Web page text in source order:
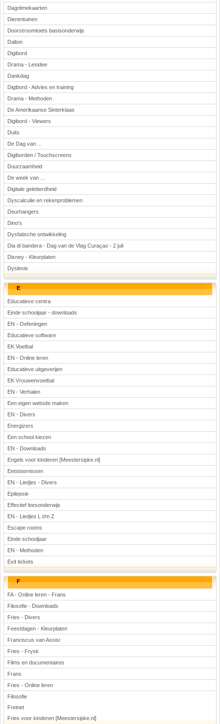
Dagritmekaarten
Dierentuinen
Doorstroomtoets basisonderwijs
Dalton
Digibord
Drama - Lesidee
Dankdag
Digibord - Advies en training
Drama - Methoden
De Amerikaanse Sinterklaas
Digibord - Viewers
Duits
De Dag van ...
Digiborden / Touchscreens
Duurzaamheid
De week van ...
Digitale geletterdheid
Dyscalculie en rekenproblemen
Deurhangers
Dino's
Dysfatische ontwikkeling
Dia di bandera - Dag van de Vlag Curaçao - 2 juli
Disney - Kleurplaten
Dyslexie
E
Educatieve centra
Einde schooljaar - downloads
EN - Oefeningen
Educatieve software
EK Voetbal
EN - Online leren
Educatieve uitgeverijen
EK Vrouwenvoetbal
EN - Verhalen
Een eigen website maken
EN - Divers
Energizers
Een school kiezen
EN - Downloads
Engels voor kinderen [Meestersipke.nl]
Eetstoornissen
EN - Liedjes - Divers
Epilepsie
Effectief leesonderwijs
EN - Liedjes L t/m Z
Escape rooms
Einde schooljaar
EN - Methoden
Exit tickets
F
FA - Online leren - Frans
Filosofie - Downloads
Fries - Divers
Feestdagen - Kleurplaten
Franciscus van Assisi
Fries - Frysk
Films en documentaires
Frans
Fries - Online leren
Filosofie
Freinet
Fries voor kinderen [Meestersipke.nl]